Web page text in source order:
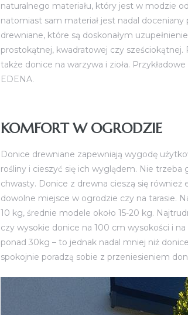
naturalnego materiału, który jest w modzie
natomiast sam materiał jest nadal
drewniane, które są doskonałym
prostokątnej, kwadratowej czy
także donice na warzywa i zioła.
EDENA.
KOMFORT W OGRODZIE
Donice drewniane zapewniają wygodę
rośliny i cieszyć się ich wyglądem. Nie
chwasty. Donice z drewna cieszą się
dowolne miejsce w ogrodzie czy na tarasie.
10 kg, średnie modele około 15-20 kg.
czy wysokie donice na 100 cm wysokości i
ponad 30kg – to jednak nadal mniej niż
spokojnie poradzą sobie z przeniesieniem